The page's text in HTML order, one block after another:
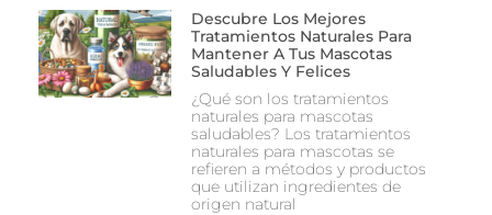
Descubre Los Mejores
Tratamientos Naturales Para
Mantener A Tus Mascotas
Saludables Y Felices
¿Qué son los tratamientos
naturales para mascotas
saludables? Los tratamientos
naturales para mascotas se
refieren a métodos y productos
que utilizan ingredientes de
origen natural